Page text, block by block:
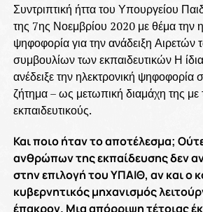
Συντριπτική ήττα του Υπουργείου
της 7ης Νοεμβρίου 2020 με θέμα την
ψηφοφορία για την ανάδειξη
συμβουλίων των εκπαιδευτικών Η
ανέδειξε την ηλεκτρονική ψηφοφορία
ζήτημα – ως μετωπική διαμάχη της με
εκπαιδευτικούς.
Και ποιο ήταν το αποτέλεσμα;
ανθρώπων της εκπαίδευσης δεν
στην επιλογή του ΥΠΑΙΘ, αν και ο
κυβερνητικός μηχανισμός
έπακρον. Μια απόρριψη τέτοιας